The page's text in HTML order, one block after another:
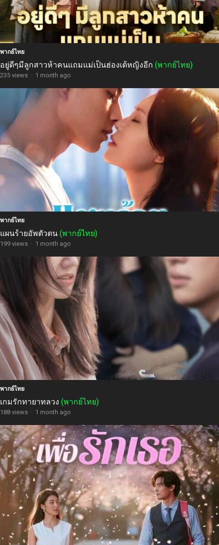
พากย์ไทย
อยู่ดีๆมีลูกสาวห้าคนแถมแม่เป็นฮ่องเต้หญิงอีก (พากย์ไทย)
235 views · 1 month ago
พากย์ไทย
แผนร้ายอัพตัวตน (พากย์ไทย)
199 views · 1 month ago
พากย์ไทย
เกมรักทายาทลวง (พากย์ไทย)
188 views · 1 month ago